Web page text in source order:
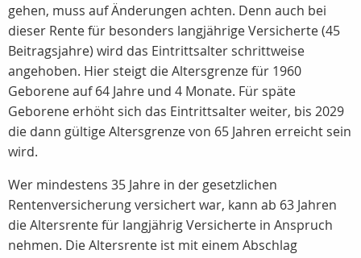
gehen, muss auf Änderungen achten. Denn auch bei
dieser Rente für besonders langjährige Versicherte (45
Beitragsjahre) wird das Eintrittsalter schrittweise
angehoben. Hier steigt die Altersgrenze für 1960
Geborene auf 64 Jahre und 4 Monate. Für späte
Geborene erhöht sich das Eintrittsalter weiter, bis 2029
die dann gültige Altersgrenze von 65 Jahren erreicht sein
wird.
Wer mindestens 35 Jahre in der gesetzlichen
Rentenversicherung versichert war, kann ab 63 Jahren
die Altersrente für langjährig Versicherte in Anspruch
nehmen. Die Altersrente ist mit einem Abschlag